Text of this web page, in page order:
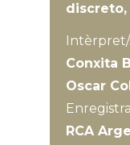
Intèrpret/
Conxita
Oscar
RCA